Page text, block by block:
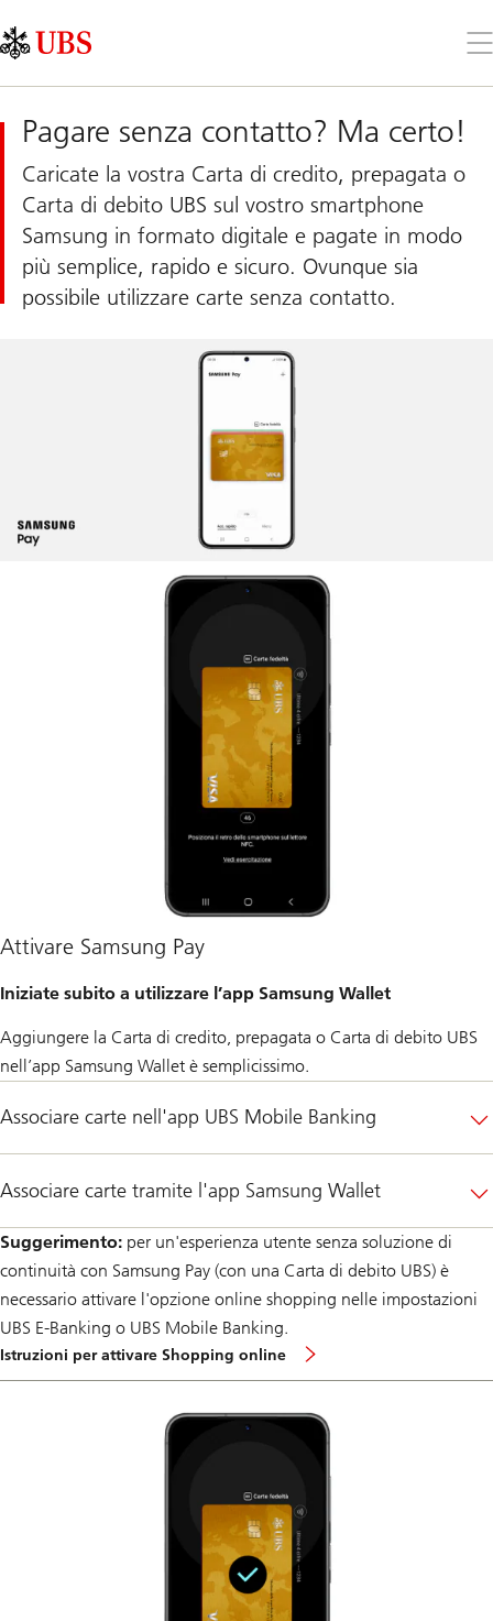
Links
Area
il
Pagare senza contatto? Ma certo!
Caricate la vostra Carta di credito, prepagata o
Carta di debito UBS sul vostro smartphone
Samsung in formato digitale e pagate in modo
più semplice, rapido e sicuro. Ovunque sia
possibile utilizzare carte senza contatto.
Attivare Samsung Pay
Iniziate subito a utilizzare l’app Samsung Wallet
Aggiungere la Carta di credito, prepagata o Carta di debito UBS
nell’app Samsung Wallet è semplicissimo.
Associare carte nell'app UBS Mobile Banking
Associare carte tramite l'app Samsung Wallet
Suggerimento: per un'esperienza utente senza soluzione di
continuità con Samsung Pay (con una Carta di debito UBS) è
necessario attivare l'opzione online shopping nelle impostazioni
UBS E-Banking o UBS Mobile Banking.
Istruzioni per attivare Shopping online